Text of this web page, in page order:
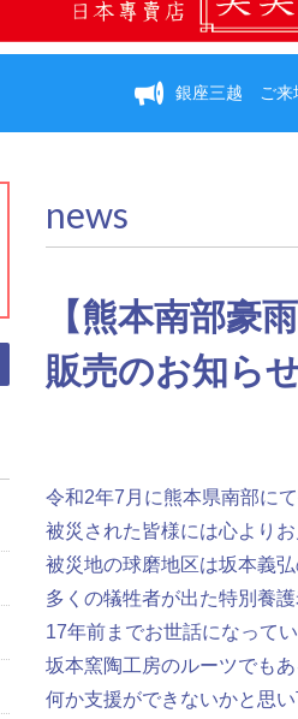
銀座三越 ご来
news
【熊本南部豪
販売のお知らせ
令和2年7月に熊本県南部に
被災された皆様には心よりお
被災地の球磨地区は坂本義
多くの犠牲者が出た特別養
17年前までお世話になって
坂本窯陶工房のルーツでも
何か支援ができないかと思